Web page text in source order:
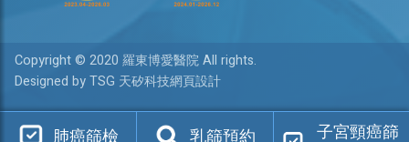
Copyright © 2020 羅東博愛醫院 All rights.
Designed by TSG 天矽科技網頁設計
肺癌篩檢 乳篩預約 子宮頸癌篩